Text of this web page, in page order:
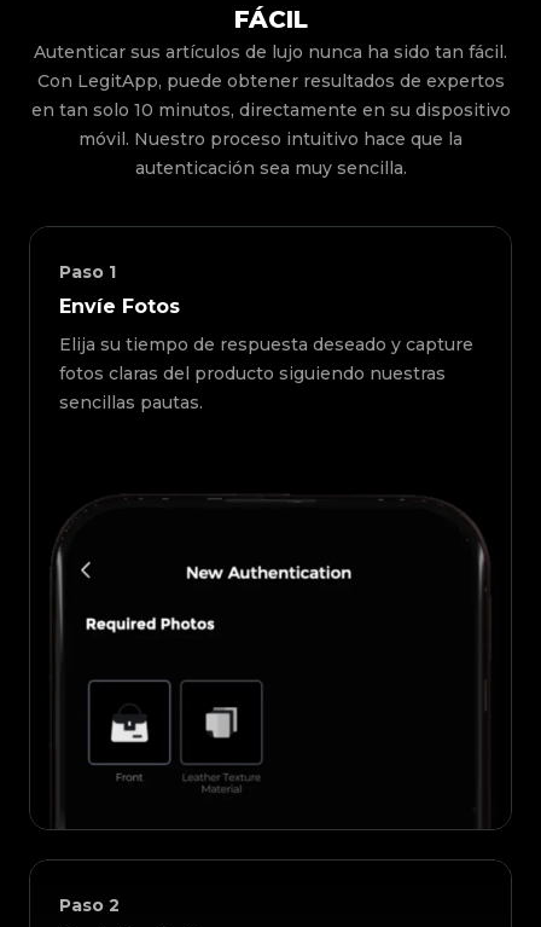
FÁCIL
Autenticar sus artículos de lujo nunca ha sido tan fácil.
Con LegitApp, puede obtener resultados de expertos
en tan solo 10 minutos, directamente en su dispositivo
móvil. Nuestro proceso intuitivo hace que la
autenticación sea muy sencilla.
Paso 1
Envíe Fotos
Elija su tiempo de respuesta deseado y capture
fotos claras del producto siguiendo nuestras
sencillas pautas.
Paso 2